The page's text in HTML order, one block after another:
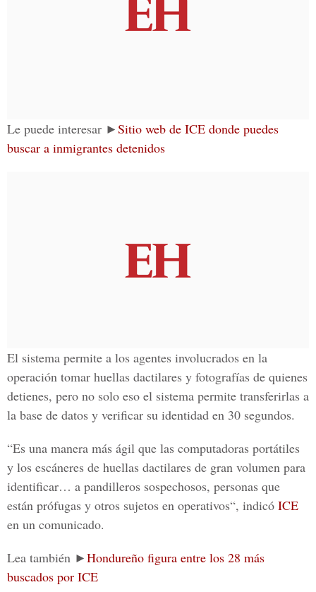
Le puede interesar ►Sitio web de ICE donde puedes
buscar a inmigrantes detenidos
El sistema permite a los agentes involucrados en la
operación tomar huellas dactilares y fotografías de quienes
detienes, pero no solo eso el sistema permite transferirlas a
la base de datos y verificar su identidad en 30 segundos.
“Es una manera más ágil que las computadoras portátiles
y los escáneres de huellas dactilares de gran volumen para
identificar… a pandilleros sospechosos, personas que
están prófugas y otros sujetos en operativos“, indicó ICE
en un comunicado.
Lea también ►Hondureño figura entre los 28 más
buscados por ICE